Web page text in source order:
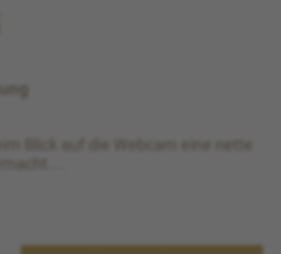
Blick auf die Webcam eine nette